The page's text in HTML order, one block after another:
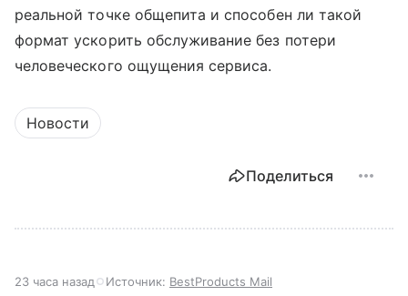
реальной точке общепита и способен ли такой
формат ускорить обслуживание без потери
человеческого ощущения сервиса.
Новости
Поделиться
23 часа назад Источник: BestProducts Mail